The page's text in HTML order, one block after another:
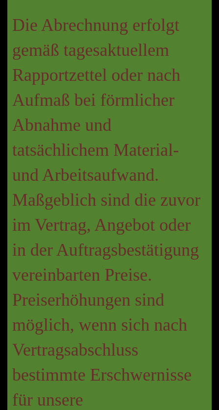
Die Abrechnung erfolgt
gemäß tagesaktuellem
Rapportzettel oder nach
Aufmaß bei förmlicher
Abnahme und
tatsächlichem Material-
und Arbeitsaufwand.
Maßgeblich sind die zuvor
im Vertrag, Angebot oder
in der Auftragsbestätigung
vereinbarten Preise.
Preiserhöhungen sind
möglich, wenn sich nach
Vertragsabschluss
bestimmte Erschwernisse
für unsere